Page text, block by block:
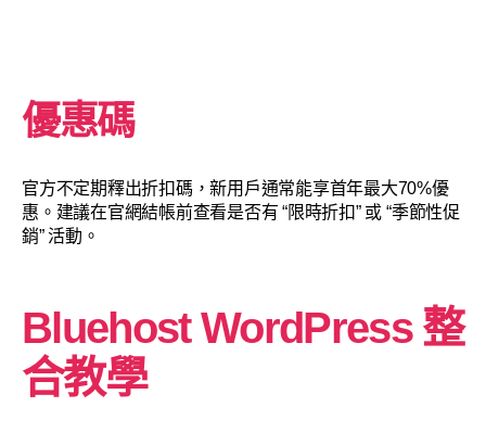
優惠碼
官方不定期釋出折扣碼，新用戶通常能享首年最大70%優
惠。建議在官網結帳前查看是否有 “限時折扣” 或 “季節性促
銷” 活動。
Bluehost WordPress 整
合教學